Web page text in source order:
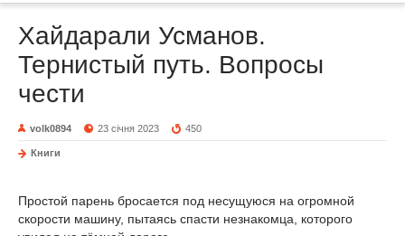
Хайдарали Усманов.
Тернистый путь. Вопросы
чести
volk0894 23 січня 2023 450
Книги
Простой парень бросается под несущуюся на огромной
скорости машину, пытаясь спасти незнакомца, которого